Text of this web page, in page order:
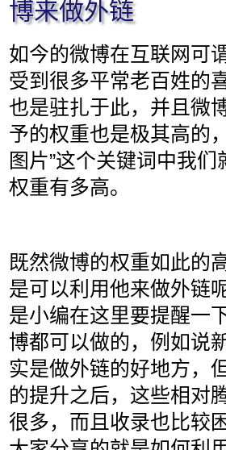
博来做外链
如今的微博在互联网可
受到很多平常老百姓的
也是驻扎于此，并且微
予的权重也是极其高的
图片”这个关键词中我
权重有多高。
既然微博的权重如此的
是可以利用他来做外链
是小编在这里要提醒一
博都可以做的，例如说
实是做外链的好地方，
的提升之后，这些相对
很多，而且收录也比较